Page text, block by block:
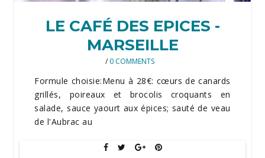
LE CAFÉ DES EPICES -
MARSEILLE
/ 0 COMMENTS
Formule choisie:Menu à 28€: cœurs de canards
grillés, poireaux et brocolis croquants en
salade, sauce yaourt aux épices; sauté de veau
de l'Aubrac au